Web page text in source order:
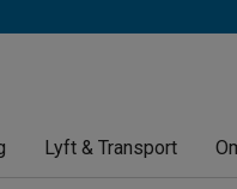
Lyft & Transport